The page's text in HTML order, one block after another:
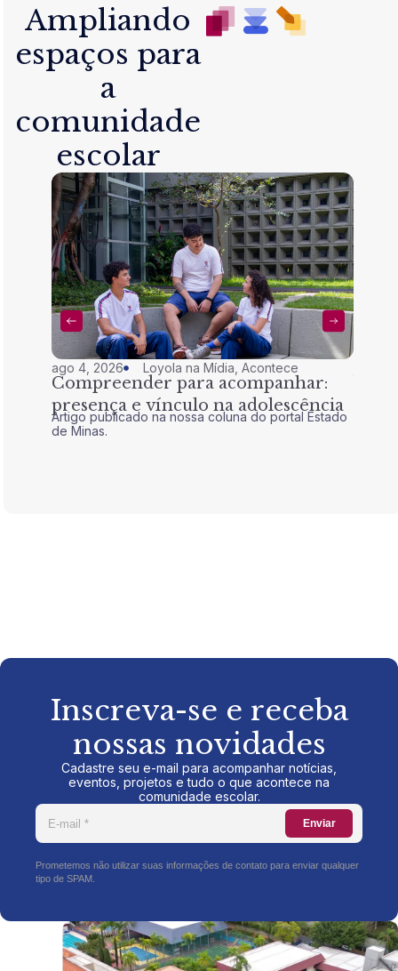
Ampliando
espaços para
a
comunidade
escolar
ago 4, 2026 Loyola na Mídia ,Acontece
Compreender para acompanhar:
presença e vínculo na adolescência
Artigo publicado na nossa coluna do portal Estado
de Minas.
Inscreva-se e receba
nossas novidades
Cadastre seu e-mail para acompanhar notícias,
eventos, projetos e tudo o que acontece na
comunidade escolar.
Enviar
Prometemos não utilizar suas informações de contato para enviar qualquer
tipo de SPAM.